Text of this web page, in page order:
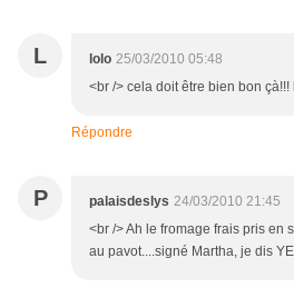
L lolo 25/03/2010 05:48
<br /> cela doit être bien bon
Répondre
P palaisdeslys 24/03/2010 21:45
<br /> Ah le fromage frais pris en
au pavot....signé Martha, je dis